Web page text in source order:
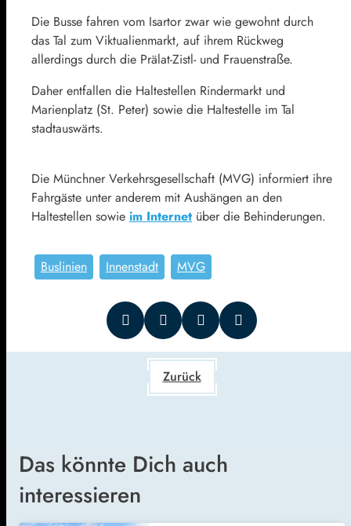
Die Busse fahren vom Isartor zwar wie gewohnt durch
das Tal zum Viktualienmarkt, auf ihrem Rückweg
allerdings durch die Prälat-Zistl- und Frauenstraße.
Daher entfallen die Haltestellen Rindermarkt und
Marienplatz (St. Peter) sowie die Haltestelle im Tal
stadtauswärts.
Die Münchner Verkehrsgesellschaft (MVG) informiert ihre
Fahrgäste unter anderem mit Aushängen an den
Haltestellen sowie im Internet über die Behinderungen.
Buslinien Innenstadt MVG
Zurück
Das könnte Dich auch
interessieren